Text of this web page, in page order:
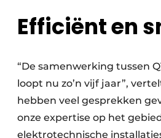
Efficiënt en
“De samenwerking tussen
loopt nu zo’n vijf jaar”,
hebben veel gesprekken
onze expertise op het
elektrotechnische